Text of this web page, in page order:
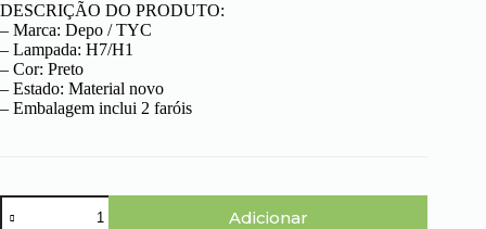
DESCRIÇÃO DO PRODUTO:
– Marca: Depo / TYC
– Lampada: H7/H1
– Cor: Preto
– Estado: Material novo
– Embalagem inclui 2 faróis
Quantidade
de
Adicionar